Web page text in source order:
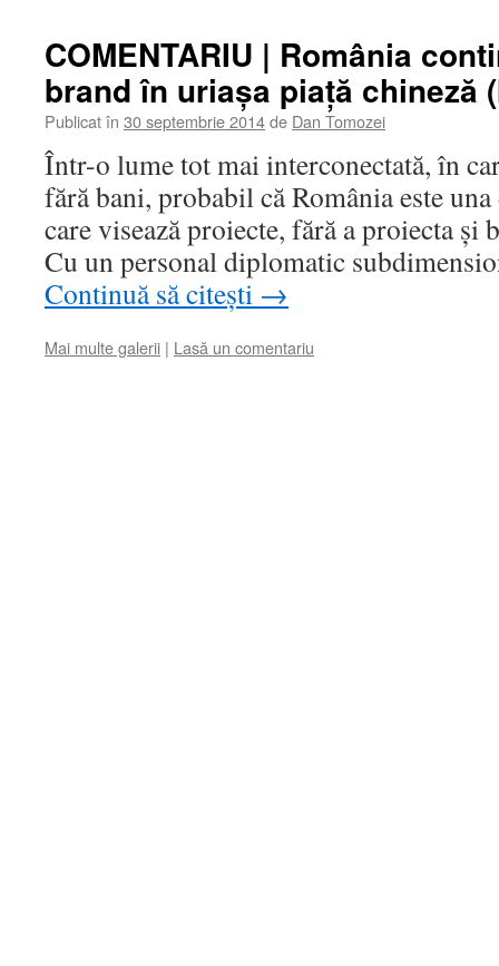
COMENTARIU | România
brand în uriaşa piaţă chineză
Publicat în 30 septembrie 2014de Dan Tomozei
Într-o lume tot mai interconectată, în
fără bani, probabil că România este
care visează proiecte, fără a proiecta și
Cu un personal diplomatic
Continuă să citești →
Mai multe galerii | Lasă un comentariu